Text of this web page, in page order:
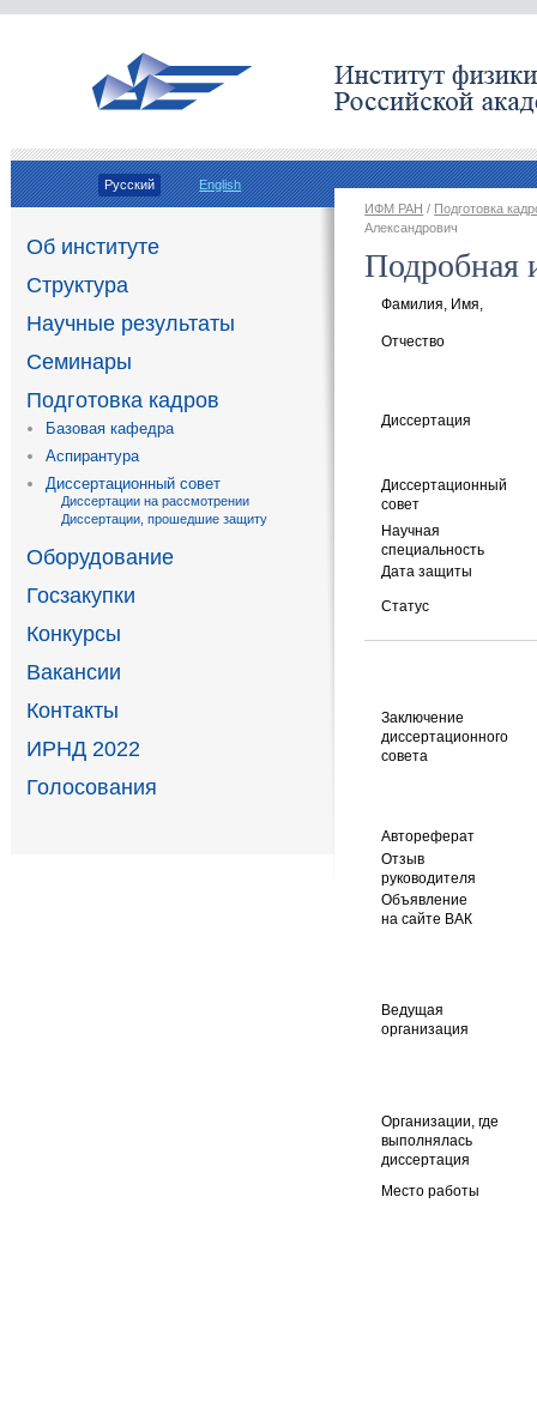
Русский English
Об институте
Структура
Научные результаты
Семинары
Подготовка кадров
Базовая кафедра
Аспирантура
Диссертационный совет
Диссертации на рассмотрении
Диссертации, прошедшие защиту
Оборудование
Госзакупки
Конкурсы
Вакансии
Контакты
ИРНД 2022
Голосования
ИФМ РАН / Подготовка
Александрович
Подробная
Фамилия, Имя,
Отчество
Диссертация
Диссертационный
совет
Научная
специальность
Дата защиты
Статус
Заключение
диссертационного
совета
Автореферат
Отзыв
руководителя
Объявление
на сайте ВАК
Ведущая
организация
Организации, где
выполнялась
диссертация
Место работы